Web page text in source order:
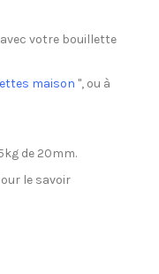
votre bouillette
maison ", ou à
de 20mm.
le savoir